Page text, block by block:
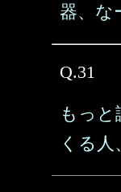
器、な
Q.31
もっ
くる人